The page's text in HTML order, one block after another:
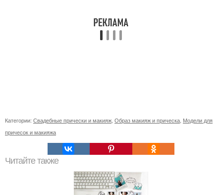
Категории: Свадебные прически и макияж Образ макияж и прическа Модели для
причесок и макияжа
Читайте также